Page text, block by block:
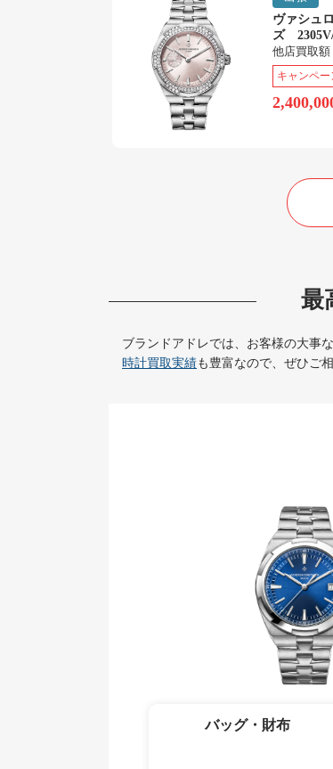
ヴァシュ
ズ
他店買取額
キャンペ
最
ブランドアドレでは、お客様の大事
時計買取実績も豊富なので、ぜひご
バッグ・財布